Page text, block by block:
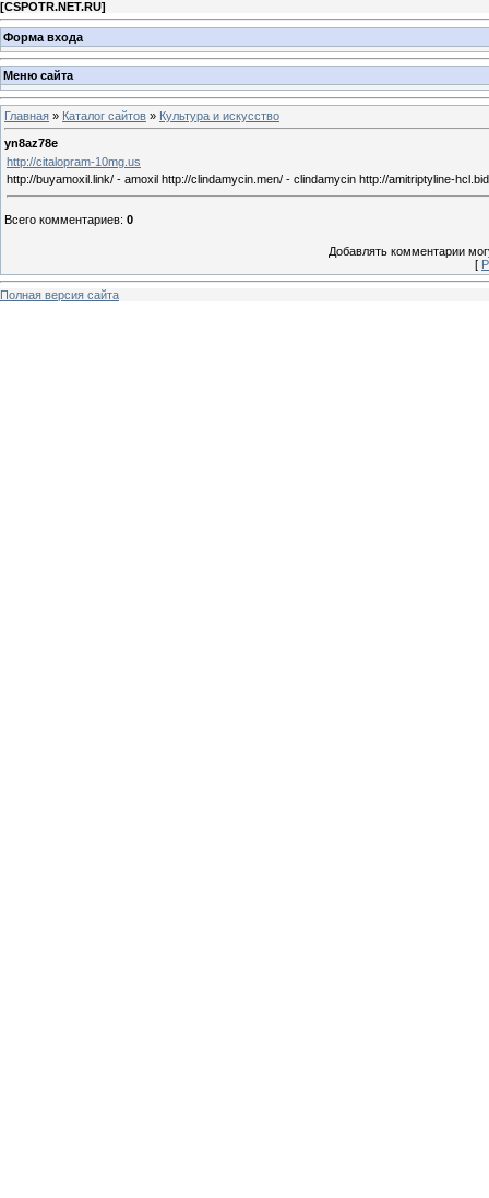
[CSPOTR.NET.RU]
Форма входа
Меню сайта
Главная » Каталог сайтов » Культура и искусство
yn8az78e
http://citalopram-10mg.us
http://buyamoxil.link/ - amoxil http://clindamycin.men/ - clindamycin http://amitriptyline-
Всего комментариев: 0
Добавлять комментарии
[
Полная версия сайта